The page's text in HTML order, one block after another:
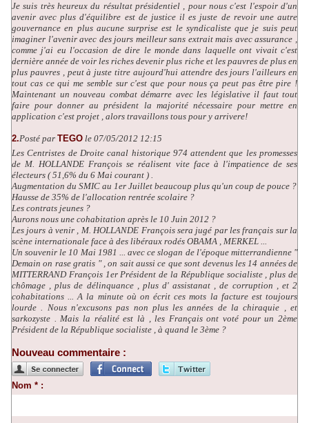
Je suis très heureux du résultat présidentiel , pour nous c'est l'espoir d'un
avenir avec plus d'équilibre est de justice il es juste de revoir une autre
gouvernance en plus aucune surprise est le syndicaliste que je suis peut
imaginer l'avenir avec des jours meilleur sans extrait mais avec assurance ,
comme j'ai eu l'occasion de dire le monde dans laquelle ont vivait c'est
dernière année de voir les riches devenir plus riche et les pauvres de plus en
plus pauvres , peut à juste titre aujourd'hui attendre des jours l'ailleurs en
tout cas ce qui me semble sur c'est que pour nous ça peut pas être pire !
Maintenant un nouveau combat démarre avec les législative il faut tout
faire pour donner au président la majorité nécessaire pour mettre en
application c'est projet , alors travaillons tous pour y arrivere!
2.Posté par TEGO le 07/05/2012 12:15
Les Centristes de Droite canal historique 974 attendent que les promesses
de M. HOLLANDE François se réalisent vite face à l'impatience de ses
électeurs ( 51,6% du 6 Mai courant ) .
Augmentation du SMIC au 1er Juillet beaucoup plus qu'un coup de pouce ?
Hausse de 35% de l'allocation rentrée scolaire ?
Les contrats jeunes ?
Aurons nous une cohabitation après le 10 Juin 2012 ?
Les jours à venir , M. HOLLANDE François sera jugé par les français sur la
scène internationale face à des libéraux rodés OBAMA , MERKEL ...
Un souvenir le 10 Mai 1981 ... avec ce slogan de l'époque mitterrandienne "
Demain on rase gratis " , on sait aussi ce que sont devenus les 14 années de
MITTERRAND François 1er Président de la République socialiste , plus de
chômage , plus de délinquance , plus d' assistanat , de corruption , et 2
cohabitations ... A la minute où on écrit ces mots la facture est toujours
lourde . Nous n'excusons pas non plus les années de la chiraquie , et
sarkozyste . Mais la réalité est là , les Français ont voté pour un 2ème
Président de la République socialiste , à quand le 3ème ?
Nouveau commentaire :
Nom * :